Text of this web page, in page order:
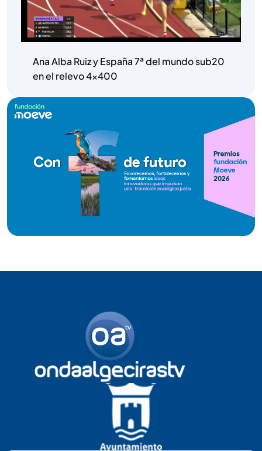
Ana Alba Ruiz y España 7ª del mundo sub20
en el relevo 4×400